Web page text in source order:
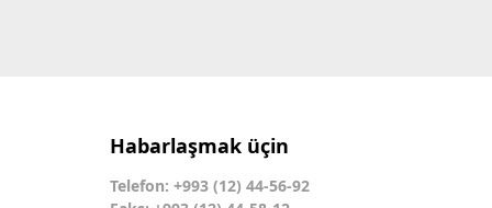
Habarlaşmak üçin
Telefon: +993 (12) 44-56-92